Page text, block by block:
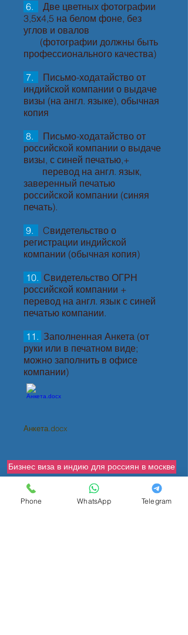
6.
Две цветных фотографии
3,5х4,5 на белом фоне, без
углов и овалов
(фотографии должны быть
профессионального качества)
7.
Письмо-ходатайство от
индийской компании о выдаче
визы (на англ. языке), обычная
копия
8.
Письмо-ходатайство от
российской компании о выдаче
визы, с синей печатью,+
перевод на англ. язык,
заверенный печатью
российской компании (синяя
печать).
9.
Cвидетельство о
регистрации индийской
компании (обычная копия)
10. Свидетельство ОГРН
российской компании +
перевод на англ. язык с синей
печатью компании.
11. Заполненная Анкета (от
руки или в печатном виде;
можно заполнить в офисе
компании)
Анкета.docx
Бизнес виза в индию для россиян в москве
Бизнес виза в индию для граждан СНГ в
Phone WhatsApp Telegram